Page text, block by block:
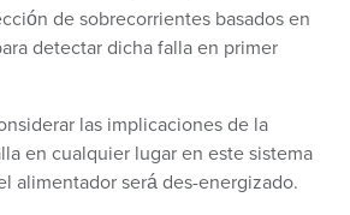
de sobrecorrientes basados en
detectar dicha falla en primer
las implicaciones de la
en cualquier lugar en este sistema
alimentador será des-energizado.